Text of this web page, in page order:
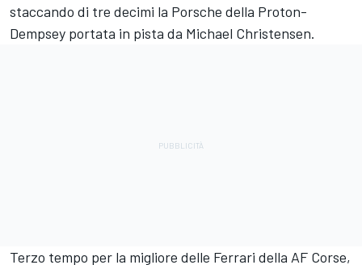
staccando di tre decimi la Porsche della Proton-
Dempsey portata in pista da Michael Christensen.
Terzo tempo per la migliore delle Ferrari della AF Corse,